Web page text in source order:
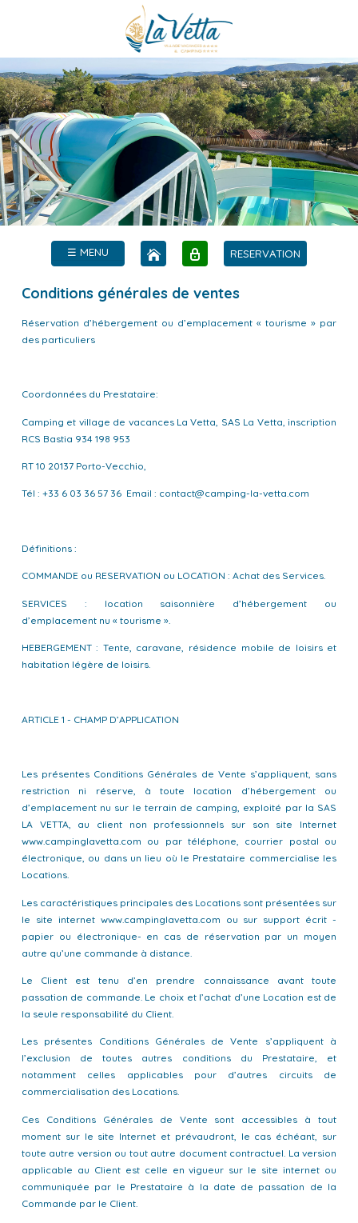
☰ MENU RESERVATION
Conditions générales de ventes
Réservation d’hébergement ou d’emplacement « tourisme » par
des particuliers
Coordonnées du Prestataire:
Camping et village de vacances La Vetta, SAS La Vetta, inscription
RCS Bastia 934 198 953
RT 10 20137 Porto-Vecchio,
Tél : +33 6 03 36 57 36 Email : contact@camping-la-vetta.com
Définitions :
COMMANDE ou RESERVATION ou LOCATION : Achat des Services.
SERVICES : location saisonnière d’hébergement ou
d’emplacement nu « tourisme ».
HEBERGEMENT : Tente, caravane, résidence mobile de loisirs et
habitation légère de loisirs.
ARTICLE 1 - CHAMP D’APPLICATION
Les présentes Conditions Générales de Vente s’appliquent, sans
restriction ni réserve, à toute location d’hébergement ou
d’emplacement nu sur le terrain de camping, exploité par la SAS
LA VETTA, au client non professionnels sur son site Internet
www.campinglavetta.com ou par téléphone, courrier postal ou
électronique, ou dans un lieu où le Prestataire commercialise les
Locations.
Les caractéristiques principales des Locations sont présentées sur
le site internet www.campinglavetta.com ou sur support écrit -
papier ou électronique- en cas de réservation par un moyen
autre qu’une commande à distance.
Le Client est tenu d’en prendre connaissance avant toute
passation de commande. Le choix et l’achat d’une Location est de
la seule responsabilité du Client.
Les présentes Conditions Générales de Vente s’appliquent à
l’exclusion de toutes autres conditions du Prestataire, et
notamment celles applicables pour d’autres circuits de
commercialisation des Locations.
Ces Conditions Générales de Vente sont accessibles à tout
moment sur le site Internet et prévaudront, le cas échéant, sur
toute autre version ou tout autre document contractuel. La version
applicable au Client est celle en vigueur sur le site internet ou
communiquée par le Prestataire à la date de passation de la
Commande par le Client.